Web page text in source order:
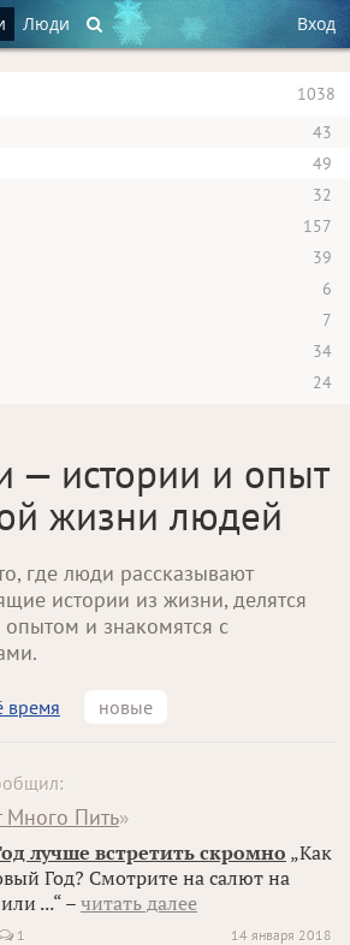
Люди Вход
1038
43
49
32
157
39
6
7
34
24
— истории и опыт
жизни людей
где люди рассказывают
истории из жизни, делятся
и знакомятся с
время новые
Много Пить»
лучше встретить скромно „Как
Год? Смотрите на салют на
...“ – читать далее
14 января 2018
1